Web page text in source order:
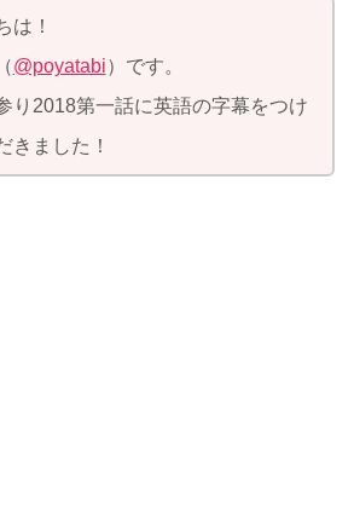
は！
@poyatabi）です。
り2018第一話に英語の字幕をつけ
きました！